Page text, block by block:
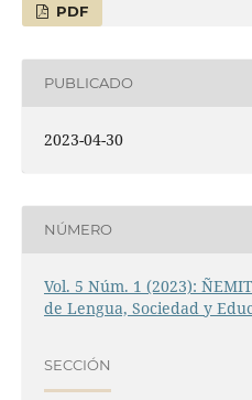
PDF
PUBLICADO
2023-04-30
NÚMERO
Vol. 5 Núm. 1 (2023):
de Lengua, Sociedad y
SECCIÓN